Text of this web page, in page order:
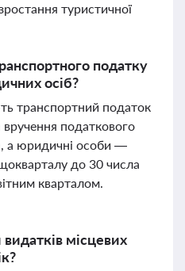
туристичної
податку
осіб?
транспортний податок
податкового
а юридичні особи —
до 30 числа
кварталом.
місцевих